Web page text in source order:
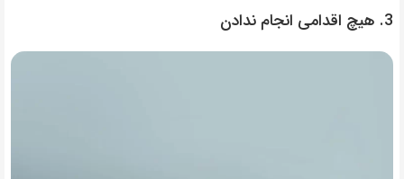
3. هیچ اقدامی انجام ندادن